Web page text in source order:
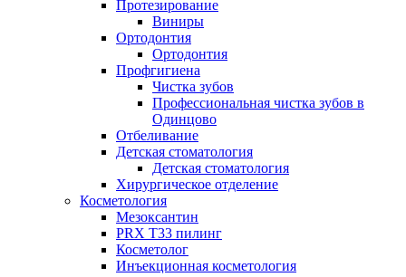
Протезирование
Виниры
Ортодонтия
Ортодонтия
Профгигиена
Чистка зубов
Профессиональная чистка зубов в
Одинцово
Отбеливание
Детская стоматология
Детская стоматология
Хирургическое отделение
Косметология
Мезоксантин
PRX T33 пилинг
Косметолог
Инъекционная косметология